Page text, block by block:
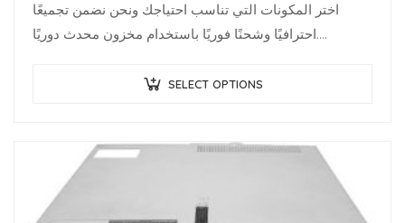
اختر المكونات التي تناسب احتياجك ونحن نضمن تجميعًا
احترافيًا وشحنًا فوريًا باستخدام مخزون محدث دوريًا.
SELECT OPTIONS